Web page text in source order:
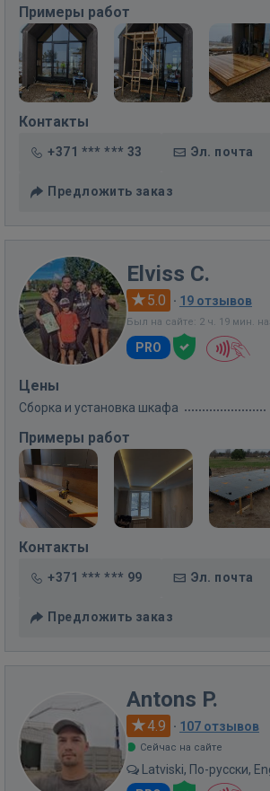
Примеры работ
Контакты
+371 *** *** 33 Эл. почта
Предложить заказ
Elviss C.
5.0 · 19 отзывов
Был на сайте: 2 ч. 19 мин.
PRO
Цены
Сборка и установка шкафа
Примеры работ
Контакты
+371 *** *** 99 Эл. почта
Предложить заказ
Antons P.
4.9 · 107 отзывов
Сейчас на сайте
Latviski, По-русски,